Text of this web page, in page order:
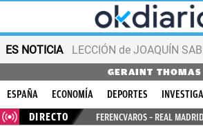
ES NOTICIA LECCIÓN de JOAQUÍN
GERAINT THOMAS
ESPAÑA ECONOMÍA DEPORTES
DIRECTO
FERENCVAROS – REAL